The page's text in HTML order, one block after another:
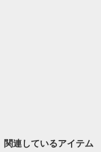
関連しているアイテム